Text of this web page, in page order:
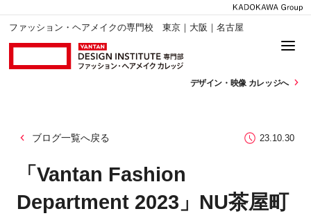
ファッション・ヘアメイクの専門校 東京｜大阪｜名古屋
デザイン・ 映像 カレッジへ
ブログ一覧へ戻る 23.10.30
「Vantan Fashion
Department 2023」NU茶屋町